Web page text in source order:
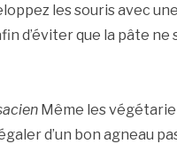
les souris avec
d’éviter que la pâte ne
Même les
d’un bon agneau